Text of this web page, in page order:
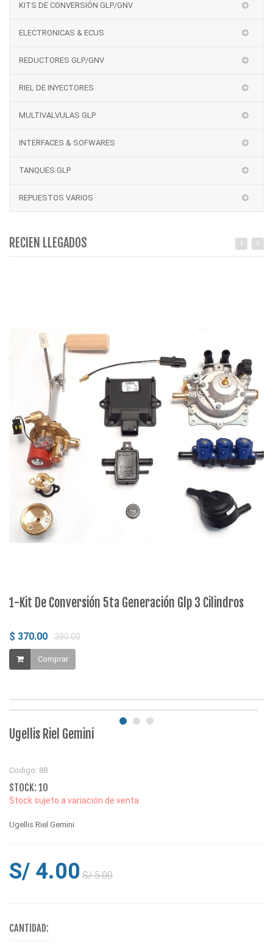
KITS DE CONVERSIÓN GLP/GNV
ELECTRONICAS & ECUS
REDUCTORES GLP/GNV
RIEL DE INYECTORES
MULTIVALVULAS GLP
INTERFACES & SOFWARES
TANQUES GLP
REPUESTOS VARIOS
RECIEN LLEGADOS
1-Kit De Conversión 5ta Generación Glp 3 Cilindros
$ 370.00 390.00
Comprar
Ugellis Riel Gemini
Codigo: 88
STOCK: 10
Stock sujeto a variación de venta
Ugellis Riel Gemini
S/ 4.00 S/ 5.00
CANTIDAD: